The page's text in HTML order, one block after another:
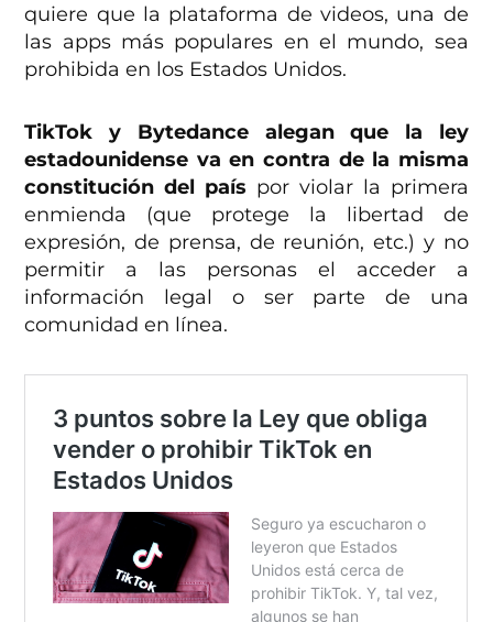
quiere que la plataforma de videos, una de
las apps más populares en el mundo, sea
prohibida en los Estados Unidos.
TikTok y Bytedance alegan que la ley
estadounidense va en contra de la misma
constitución del país por violar la primera
enmienda (que protege la libertad de
expresión, de prensa, de reunión, etc.) y no
permitir a las personas el acceder a
información legal o ser parte de una
comunidad en línea.